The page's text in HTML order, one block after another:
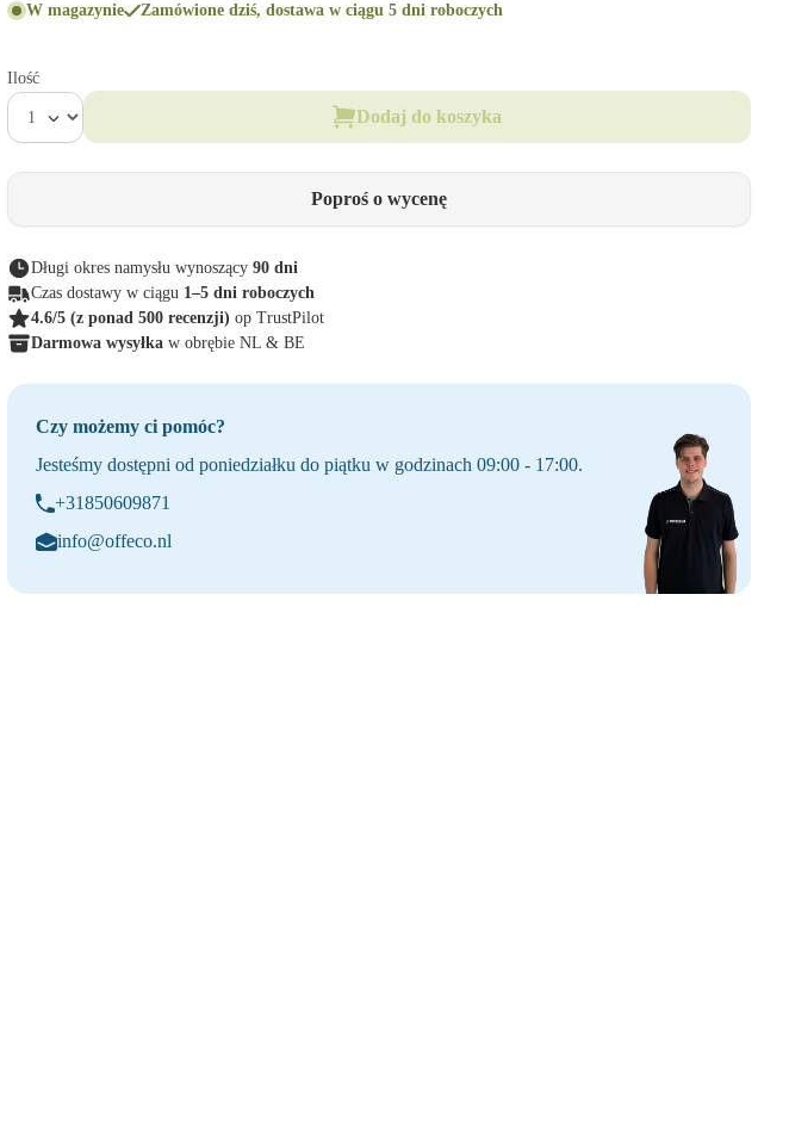
W magazynie Zamówione dziś, dostawa w ciągu 5 dni roboczych
Ilość
Dodaj do koszyka
Poproś o wycenę
Długi okres namysłu wynoszący 90 dni
Czas dostawy w ciągu 1–5 dni roboczych
4.6/5 (z ponad 500 recenzji) op TrustPilot
Darmowa wysyłka w obrębie NL & BE
Czy możemy ci pomóc?
Jesteśmy dostępni od poniedziałku do piątku w godzinach 09:00 - 17:00.
+31850609871
info@offeco.nl